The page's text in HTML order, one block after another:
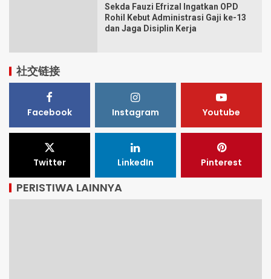
Sekda Fauzi Efrizal Ingatkan OPD
Rohil Kebut Administrasi Gaji ke-13
dan Jaga Disiplin Kerja
社交链接
Facebook Instagram Youtube
Twitter LinkedIn Pinterest
PERISTIWA LAINNYA